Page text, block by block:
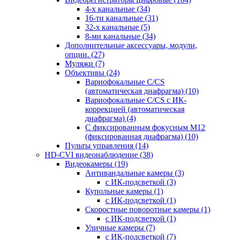
4-х канальные (34)
16-ти канальные (31)
32-х канальные (5)
8-ми канальные (34)
Дополнительные аксессуары, модули,
опции. (27)
Муляжи (7)
Объективы (24)
Вариофокальные C/CS
(автоматическая диафрагма) (10)
Вариофокальные C/CS с ИК-
коррекцией (автоматическая
диафрагма) (4)
С фиксированным фокусным М12
(фиксированная диафрагма) (10)
Пульты управления (14)
HD-CVI видеонаблюдение (38)
Видеокамеры (19)
Антивандальные камеры (3)
с ИК-подсветкой (3)
Купольные камеры (1)
с ИК-подсветкой (1)
Скоростные поворотные камеры (1)
с ИК-подсветкой (1)
Уличные камеры (7)
с ИК-подсветкой (7)